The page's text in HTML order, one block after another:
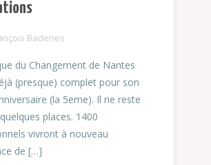
Badenes
du Changement de Nantes
(presque) complet pour son
(la 5eme). Il ne reste
places. 1400
vivront à nouveau
de […]